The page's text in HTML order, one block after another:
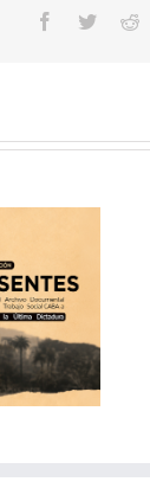
Facebook
Twitter
se suma a la
Turismo y
Social y
Argentina